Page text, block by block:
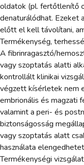
oldatok (pl. fertőtlenítő
denaturálódhat. Ezeket
előtt el kell távolítani,
Termékenység,
A fibrinragasztó/
vagy szoptatás alatti
kontrollált klinikai
végzett kísérletek nem
embrionális és magzati
valamint a peri- és
biztonságosság
vagy szoptatás alatt
használata
Termékenységi